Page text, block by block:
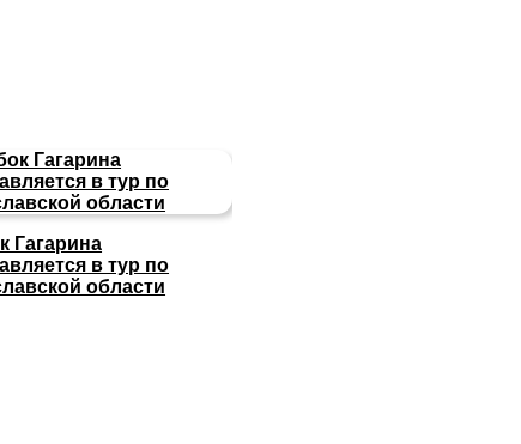
Гагарина
в тур по
области